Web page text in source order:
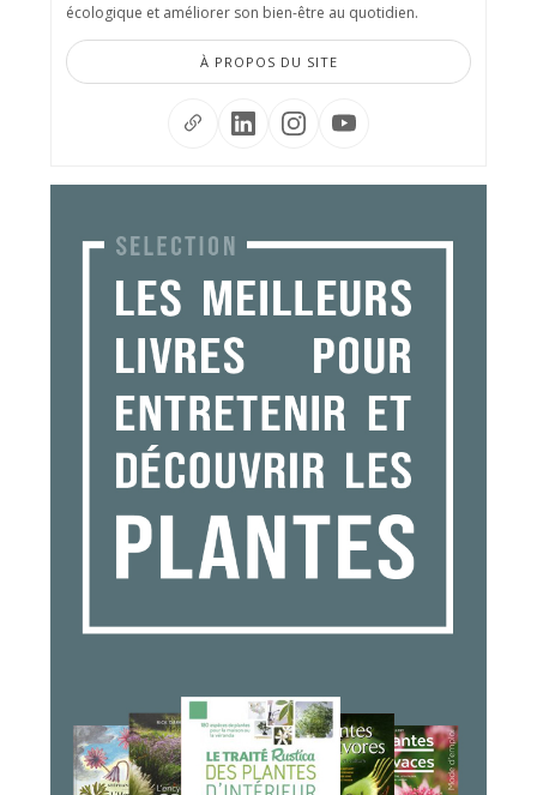
écologique et améliorer son bien-être au quotidien.
À PROPOS DU SITE